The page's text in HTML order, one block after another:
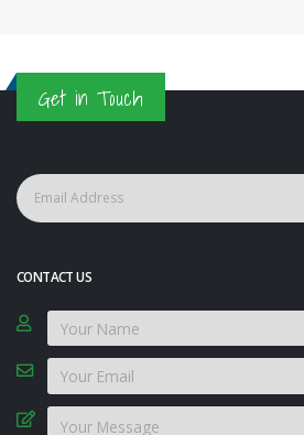
Get in Touch
CONTACT US